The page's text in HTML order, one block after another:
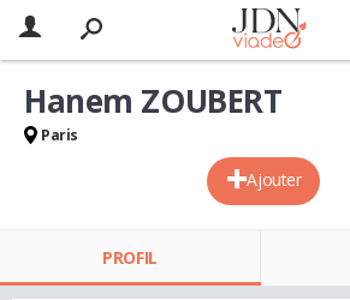
Ajouter
Hanem ZOUBERT
Paris
PROFIL